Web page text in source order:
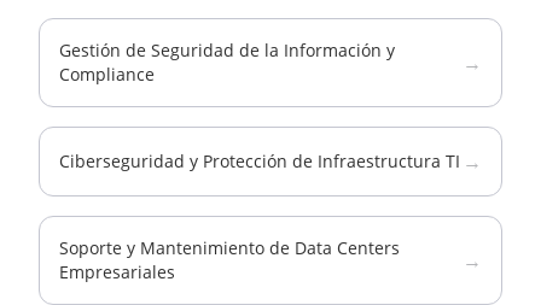
Gestión de Seguridad de la Información y
Compliance
→
Ciberseguridad y Protección de Infraestructura TI →
Soporte y Mantenimiento de Data Centers
Empresariales
→